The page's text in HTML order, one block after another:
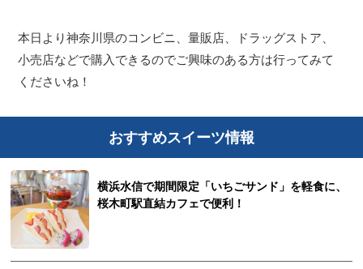
本日より神奈川県のコンビニ、量販店、ドラッグストア、
小売店などで購入できるのでご興味のある方は行ってみて
くださいね！
おすすめスイーツ情報
横浜水信で期間限定「いちごサンド」を軽食に、
桜木町駅直結カフェで便利！